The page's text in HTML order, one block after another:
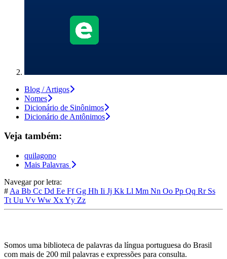
Blog / Artigos
Nomes
Dicionário de Sinônimos
Dicionário de Antônimos
Veja também:
quilagono
Mais Palavras
Navegar por letra:
# Aa Bb Cc Dd Ee FfGg Hh Ii Jj Kk Ll Mm Nn Oo Pp Qq Rr Ss
Tt Uu Vv Ww XxYy Zz
Somos uma biblioteca de palavras da língua portuguesa do Brasil
com mais de 200 mil palavras e expressões para consulta.